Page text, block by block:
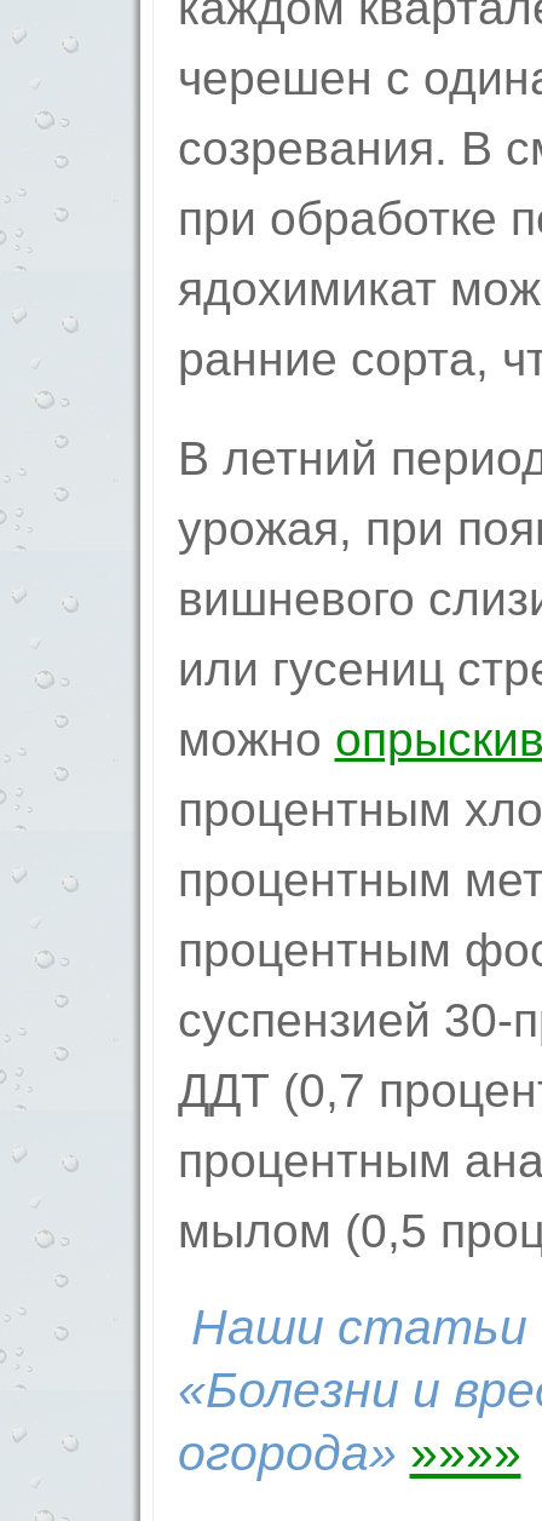
черешен с
созревания. В
при обработке
ядохимикат
ранние сорта,
В летний
урожая, при
вишневого
или гусениц
можно
процентным
процентным
процентным
суспензией 30-
ДДТ (0,7
процентным
мылом (0,5
Наши статьи
«Болезни и
огорода» »»»»